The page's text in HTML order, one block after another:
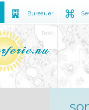
Bureauer